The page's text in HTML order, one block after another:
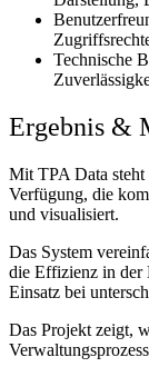
Technische
Ergebnis &
Mit TPA Data steht
Verfügung, die
und visualisiert.
Das System
die Effizienz in der
Einsatz bei
Das Projekt zeigt,